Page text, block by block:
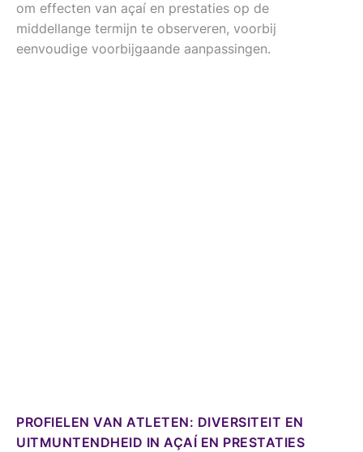
om effecten van açaí en prestaties op de
middellange termijn te observeren, voorbij
eenvoudige voorbijgaande aanpassingen.
PROFIELEN VAN ATLETEN: DIVERSITEIT EN
UITMUNTENDHEID IN AÇAÍ EN PRESTATIES